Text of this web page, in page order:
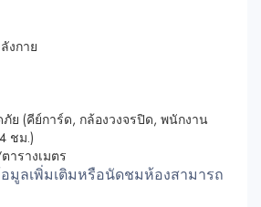
งกาย
ย (คีย์การ์ด, กล้องวงจรปิด, พนักงาน
ชม.)
ารางเมตร
มูลเพิ่มเติมหรือนัดชมห้องสามารถ